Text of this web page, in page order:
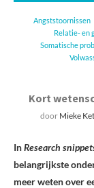
Angststoornissen
Relatie- en
Somatische
Kort
door Mieke
InResearch
belangrijkste
meer weten over